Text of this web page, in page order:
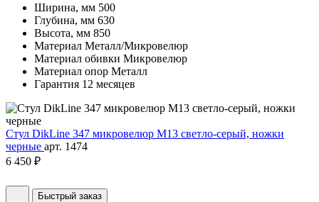
Ширина, мм 500
Глубина, мм 630
Высота, мм 850
Материал Металл/Микровелюр
Материал обивки Микровелюр
Материал опор Металл
Гарантия 12 месяцев
Стул DikLine 347 микровелюр M13 светло-серый, ножки
черные арт. 1474
6 450 ₽
Быстрый заказ